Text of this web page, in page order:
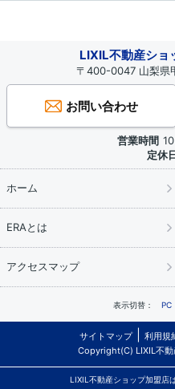
LIXIL不動産ショ
〒400-0047 山梨県
お問い合わせ
営業時間
定休
ホーム
ERAとは
アクセスマップ
表示切替： PC
サイトマップ 利用規
Copyright(C) LIXIL不動
LIXIL不動産ショップ加盟店